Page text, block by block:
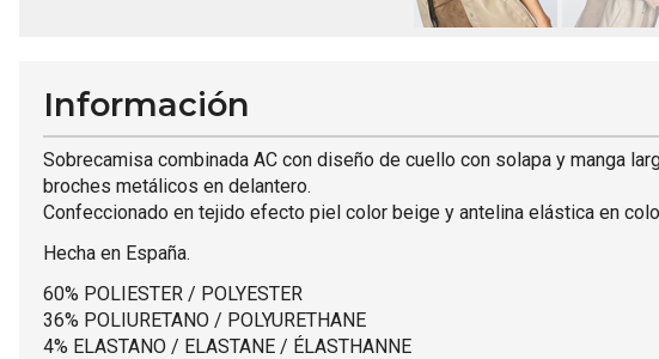
Información
Sobrecamisa combinada AC con diseño de cuello con solapa y manga
broches metálicos en delantero.
Confeccionado en tejido efecto piel color beige y antelina elástica en
Hecha en España.
60% POLIESTER / POLYESTER
36% POLIURETANO / POLYURETHANE
4% ELASTANO / ELASTANE / ÉLASTHANNE